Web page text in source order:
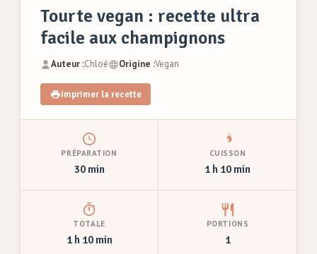
Tourte vegan : recette ultra
facile aux champignons
Auteur :Chloé Origine :Vegan
Imprimer la recette
PRÉPARATION
30 min
CUISSON
1 h 10 min
TOTALE
1 h 10 min
PORTIONS
1